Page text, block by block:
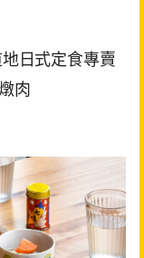
日式定食專賣
肉